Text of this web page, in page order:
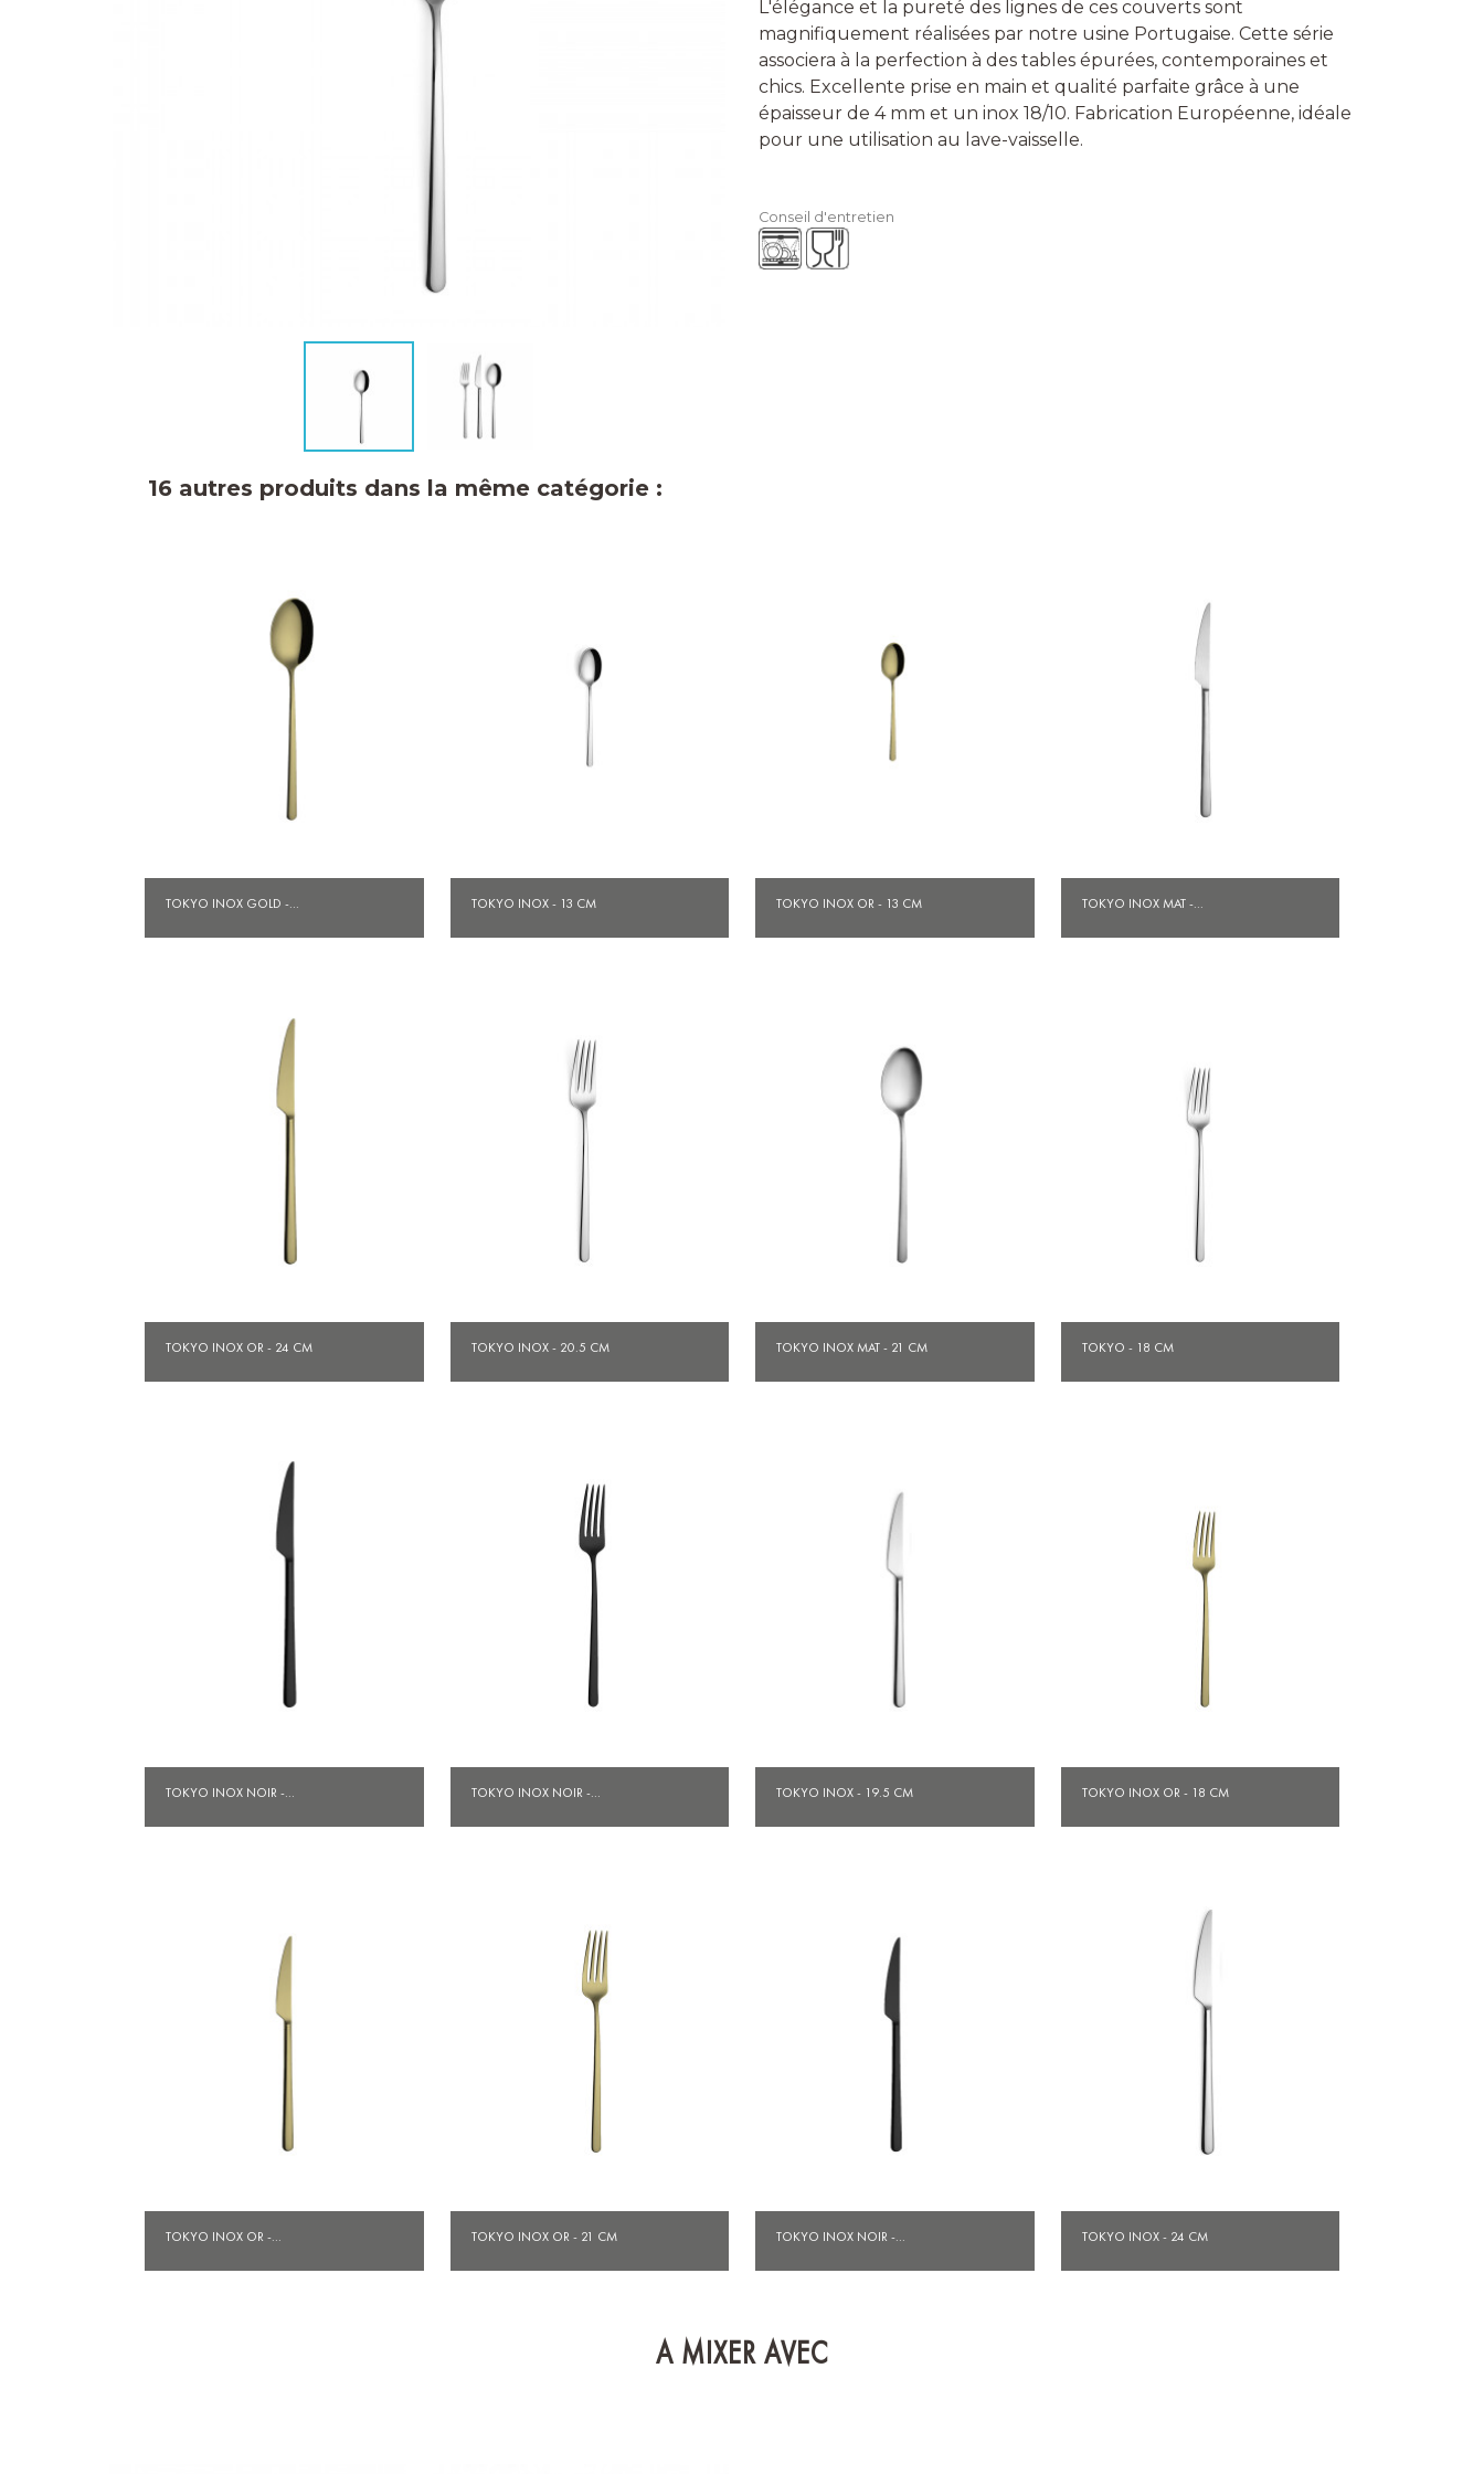
L'élégance et la pureté des lignes de ces couverts sont
magnifiquement réalisées par notre usine Portugaise. Cette série
associera à la perfection à des tables épurées, contemporaines et
chics. Excellente prise en main et qualité parfaite grâce à une
épaisseur de 4 mm et un inox 18/10. Fabrication Européenne, idéale
pour une utilisation au lave-vaisselle.
Conseil d'entretien
16 autres produits dans la même catégorie :
Aperçu rapide
TOKYO INOX GOLD -... Aperçu rapide
TOKYO INOX - 13 CM Aperçu rapide
TOKYO INOX OR - 13 CM Aperçu rapide
TOKYO INOX MAT -...
Aperçu rapide
TOKYO INOX OR - 24 CM Aperçu rapide
TOKYO INOX - 20.5 CM Aperçu rapide
TOKYO INOX MAT - 21 CM  Aperçu rapide
TOKYO - 18 CM
Aperçu rapide
TOKYO INOX NOIR -... Aperçu rapide
TOKYO INOX NOIR -... Aperçu rapide
TOKYO INOX - 19.5 CM Aperçu rapide
TOKYO INOX OR - 18 CM
Aperçu rapide
TOKYO INOX OR -... Aperçu rapide
TOKYO INOX OR - 21 CM Aperçu rapide
TOKYO INOX NOIR -... Aperçu rapide
TOKYO INOX - 24 CM
A MIXER AVEC